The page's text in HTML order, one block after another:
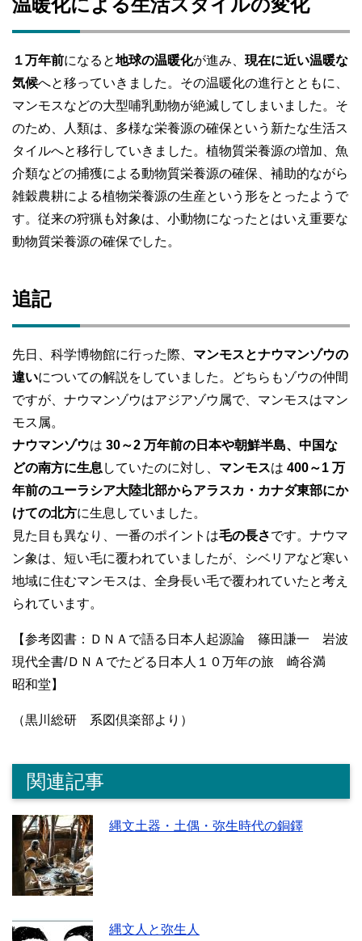
１万年前になると地球の温暖化が進み、 現在に近い温暖な
気候へと移っていきました。その温暖化の進行とともに、
マンモスなどの大型哺乳動物が絶滅してしまいました。そ
のため、人類は、多様な栄養源の確保という新たな生活ス
タイルへと移行していきました。植物質栄養源の増加、魚
介類などの捕獲による動物質栄養源の確保、補助的ながら
雑穀農耕による植物栄養源の生産という形をとったようで
す。従来の狩猟も対象は、小動物になったとはいえ重要な
動物質栄養源の確保でした。
追記
先日、科学博物館に行った際、 マンモスとナウマンゾウの
違いについての解説をしていました。どちらもゾウの仲間
ですが、ナウマンゾウはアジアゾウ属で、マンモスはマン
モス属。
ナウマンゾウは 30～2 万年前の日本や朝鮮半島、中国な
どの南方に生息 していたのに対し、 マンモスは 400～1 万
年前のユーラシア大陸北部からアラスカ・カナダ東部にか
けての北方に生息していました。
見た目も異なり、一番のポイントは毛の長さです。ナウマ
ン象は、短い毛に覆われていましたが、シベリアなど寒い
地域に住むマンモスは、全身長い毛で覆われていたと考え
られています。
【参考図書：ＤＮＡで語る日本人起源論 篠田謙一 岩波
現代全書/ＤＮＡでたどる日本人１０万年の旅 崎谷満
昭和堂】
（黒川総研 系図倶楽部より）
関連記事
縄文土器・土偶・弥生時代の銅鐸
縄文人と弥生人